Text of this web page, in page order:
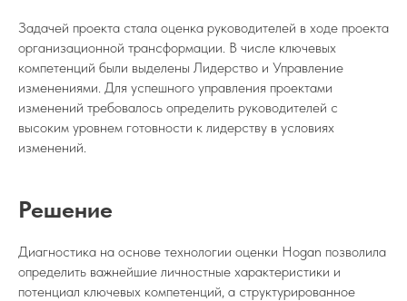
Задачей проекта стала оценка руководителей в ходе проекта
организационной трансформации. В числе ключевых
компетенций были выделены Лидерство и Управление
изменениями. Для успешного управления проектами
изменений требовалось определить руководителей с
высоким уровнем готовности к лидерству в условиях
изменений.
Решение
Диагностика на основе технологии оценки Hogan позволила
определить важнейшие личностные характеристики и
потенциал ключевых компетенций, а структурированное